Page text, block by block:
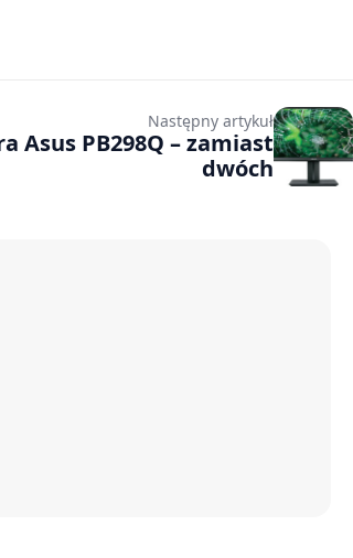
Następny artykuł
Asus PB298Q – zamiast
dwóch